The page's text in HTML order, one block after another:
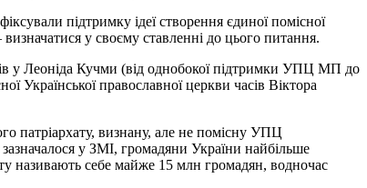
підтримку ідеї створення єдиної помісної
у своєму ставленні до цього питання.
у Леоніда Кучми (від однобокої підтримки УПЦ МП до
Української православної церкви часів Віктора
патріархату, визнану, але не помісну УПЦ
у ЗМІ, громадяни України найбільше
називають себе майже 15 млн громадян, водночас